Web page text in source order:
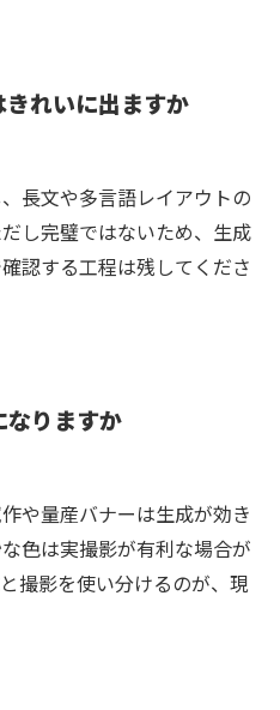
れいに出ますか
長文や多言語レイアウトの
し完璧ではないため、生成
認する工程は残してくださ
りますか
や量産バナーは生成が効き
色は実撮影が有利な場合が
撮影を使い分けるのが、現